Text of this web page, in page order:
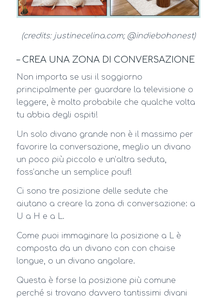
(credits: justinecelina.com; @indiebohonest)
– CREA UNA ZONA DI CONVERSAZIONE
Non importa se usi il soggiorno
principalmente per guardare la televisione o
leggere, è molto probabile che qualche volta
tu abbia degli ospiti!
Un solo divano grande non è il massimo per
favorire la conversazione, meglio un divano
un poco più piccolo e un’altra seduta,
foss’anche un semplice pouf!
Ci sono tre posizione delle sedute che
aiutano a creare la zona di conversazione: a
U a H e a L.
Come puoi immaginare la posizione a L è
composta da un divano con con chaise
longue, o un divano angolare.
Questa è forse la posizione più comune
perché si trovano davvero tantissimi divani